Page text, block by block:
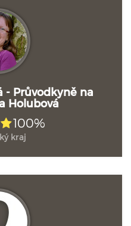
- Průvodkyně na
Holubová
100%
kraj